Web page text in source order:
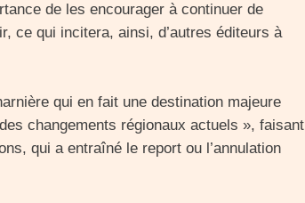
de les encourager à continuer de
ce qui incitera, ainsi, d’autres éditeurs à
qui en fait une destination majeure
changements régionaux actuels », faisant
qui a entraîné le report ou l’annulation